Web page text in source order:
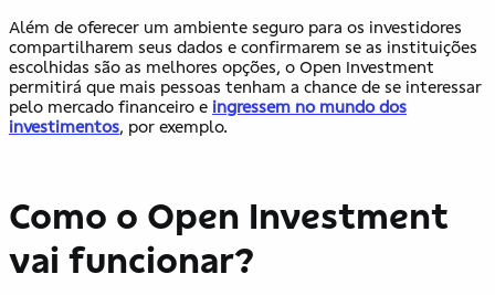
Além de oferecer um ambiente seguro para os investidores
compartilharem seus dados e confirmarem se as instituições
escolhidas são as melhores opções, o Open Investment
permitirá que mais pessoas tenham a chance de se interessar
pelo mercado financeiro e ingressem no mundo dos
investimentos, por exemplo.
Como o Open Investment
vai funcionar?